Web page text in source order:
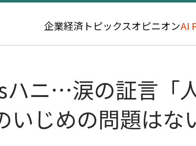
企業経済 トピックスオピニオンAI
ニ…涙の証言「
いじめの問題はな